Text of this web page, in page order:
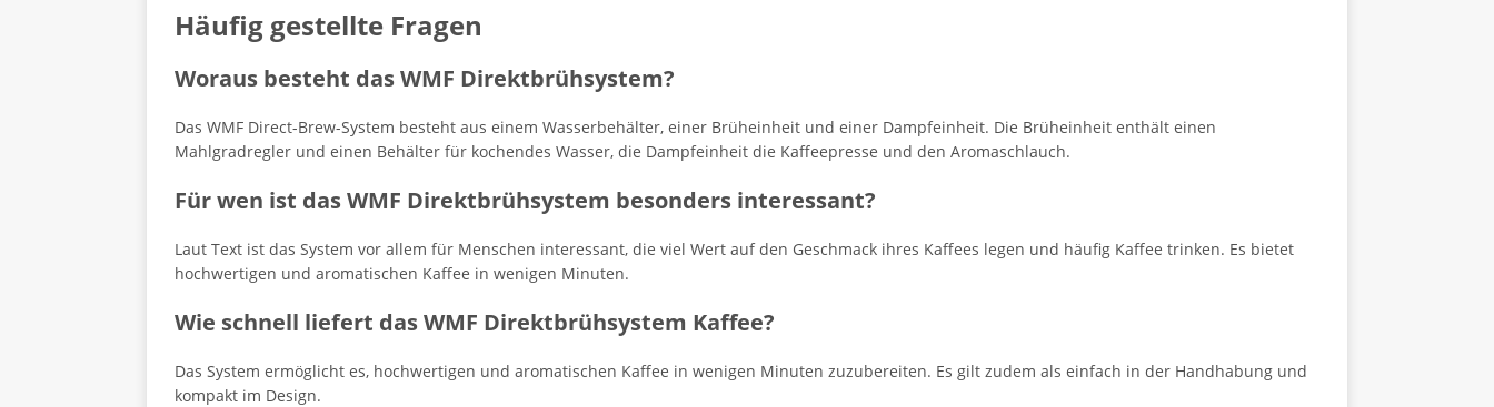
Häufig gestellte Fragen
Woraus besteht das WMF Direktbrühsystem?
Das WMF Direct-Brew-System besteht aus einem Wasserbehälter, einer Brüheinheit und einer Dampfeinheit. Die Brüheinheit enthält einen
Mahlgradregler und einen Behälter für kochendes Wasser, die Dampfeinheit die Kaffeepresse und den Aromaschlauch.
Für wen ist das WMF Direktbrühsystem besonders interessant?
Laut Text ist das System vor allem für Menschen interessant, die viel Wert auf den Geschmack ihres Kaffees legen und häufig Kaffee trinken. Es bietet
hochwertigen und aromatischen Kaffee in wenigen Minuten.
Wie schnell liefert das WMF Direktbrühsystem Kaffee?
Das System ermöglicht es, hochwertigen und aromatischen Kaffee in wenigen Minuten zuzubereiten. Es gilt zudem als einfach in der Handhabung und
kompakt im Design.